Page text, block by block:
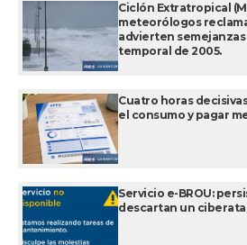
Ciclón Extratropical
meteorólogos
advierten semejanzas
temporal de 2005.
Cuatro horas
el consumo y pagar
Servicio e-BROU:
descartan un